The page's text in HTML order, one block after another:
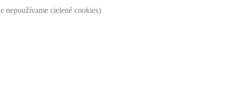
nepoužívame cielené cookies)